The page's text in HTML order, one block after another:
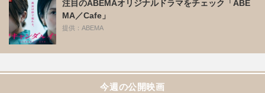
注目のABEMAオリジナルドラマをチェック「ABE
MA／Cafe」
提供：ABEMA
今週の公開映画